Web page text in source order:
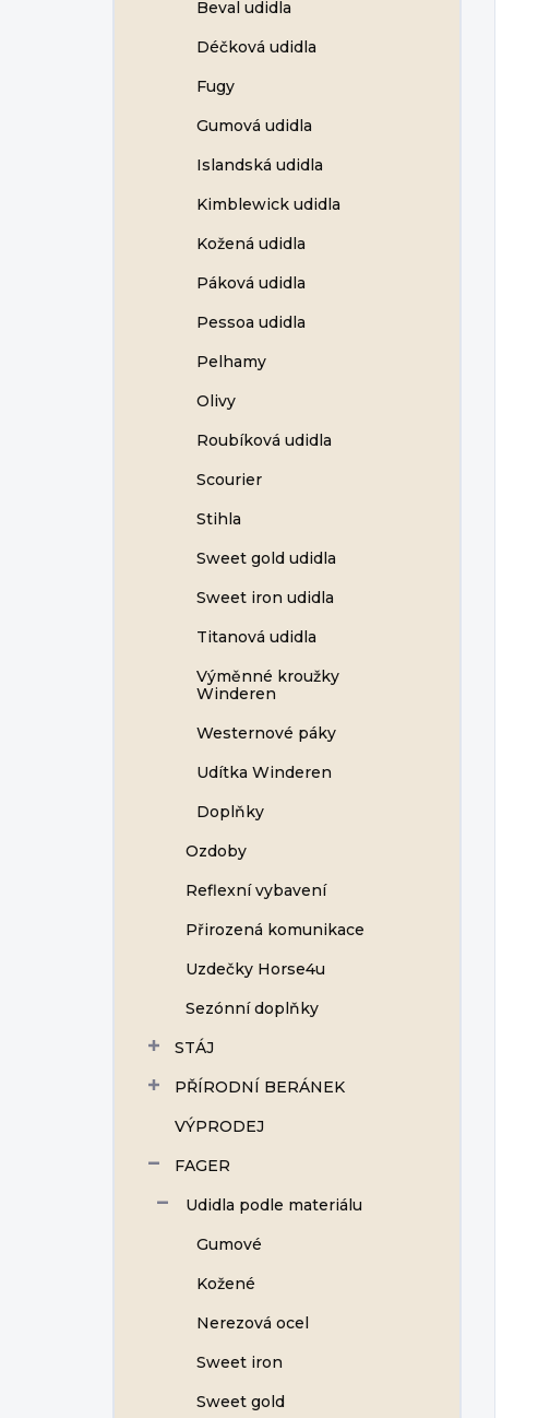
Beval udidla
Déčková udidla
Fugy
Gumová udidla
Islandská udidla
Kimblewick udidla
Kožená udidla
Páková udidla
Pessoa udidla
Pelhamy
Olivy
Roubíková udidla
Scourier
Stihla
Sweet gold udidla
Sweet iron udidla
Titanová udidla
Výměnné kroužky
Winderen
Westernové páky
Udítka Winderen
Doplňky
Ozdoby
Reflexní vybavení
Přirozená komunikace
Uzdečky Horse4u
Sezónní doplňky
STÁJ
PŘÍRODNÍ BERÁNEK
VÝPRODEJ
FAGER
Udidla podle materiálu
Gumové
Kožené
Nerezová ocel
Sweet iron
Sweet gold